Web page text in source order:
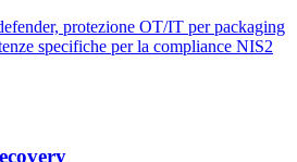
protezione OT/IT per packaging
specifiche per la compliance NIS2